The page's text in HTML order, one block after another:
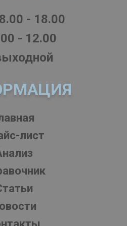
- 18.00
- 12.00
лист